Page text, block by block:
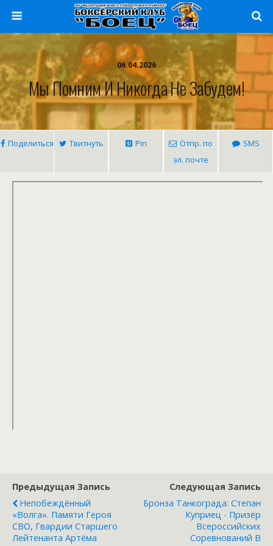
06.04.2026
Мы Помним И Никогда Не Забудем!
Поделиться Твитнуть Pin
Отпр. по
эл. почте
SMS
Предыдущая Запись
Непобеждённый
«Волга». Памяти Героя
СВО, Гвардии Старшего
Лейтенанта Артёма
Следующая Запись
Бронза Танкограда: Степан
Куприец - Призёр
Всероссийских
Соревнований В